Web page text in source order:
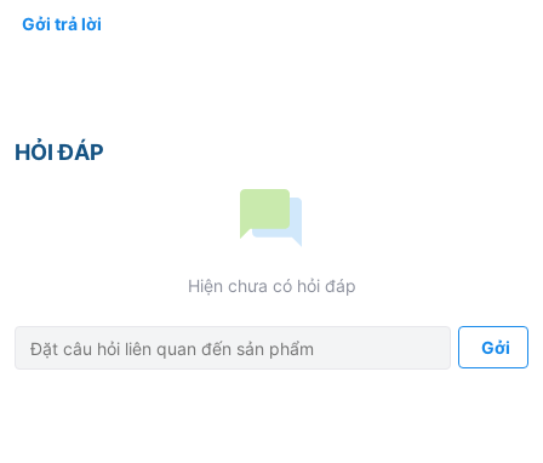
Gởi trả lời
HỎI ĐÁP
Hiện chưa có hỏi đáp
Gởi